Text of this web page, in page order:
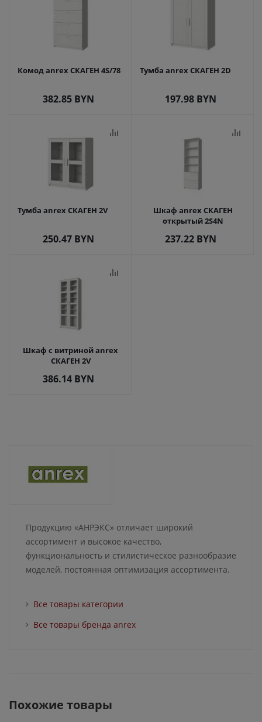
Комод anrex СКАГЕН 4S/78
382.85 BYN
Тумба anrex СКАГЕН 2D
197.98 BYN
Тумба anrex СКАГЕН 2V
250.47 BYN
Шкаф anrex СКАГЕН
открытый 2S4N
237.22 BYN
Шкаф с витриной anrex
СКАГЕН 2V
386.14 BYN
Продукцию «АНРЭКС» отличает широкий
ассортимент и высокое качество,
функциональность и стилистическое разнообразие
моделей, постоянная оптимизация ассортимента.
Все товары категории
Все товары бренда anrex
Похожие товары